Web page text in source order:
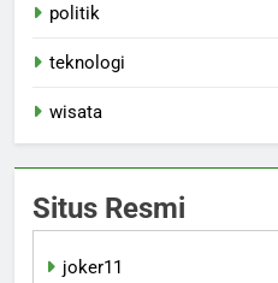
politik
teknologi
wisata
Situs Resmi
joker11